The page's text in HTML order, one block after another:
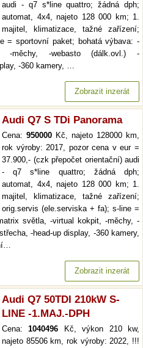
audi - q7 s*line quattro; žádná dph;
automat, 4x4, najeto 128 000 km; 1.
majitel, klimatizace, tažné zařízení;
= sportovní paket; bohatá výbava: -
měchy, -webasto (dálk.ovl.) -
-360 kamery, …
Zobrazit inzerát
Audi Q7 S TDi Panorama
Cena: 950000 Kč, najeto 128000 km,
rok výroby: 2017, pozor cena v eur =
37.900,- (czk přepočet orientační) audi
- q7 s*line quattro; žádná dph;
automat, 4x4, najeto 128 000 km; 1.
majitel, klimatizace, tažné zařízení;
orig.servis (ele.serviska + fa); s-line =
světla, -virtual kokpit, -měchy, -
-head-up display, -360 kamery,
Zobrazit inzerát
Audi Q7 50TDI 210kW S-
LINE -1.MAJ.-DPH
Cena:1040496 Kč, výkon 210 kw,
najeto 85506 km, rok výroby: 2022, !!!